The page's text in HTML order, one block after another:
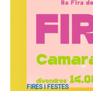
FIRES I FESTES